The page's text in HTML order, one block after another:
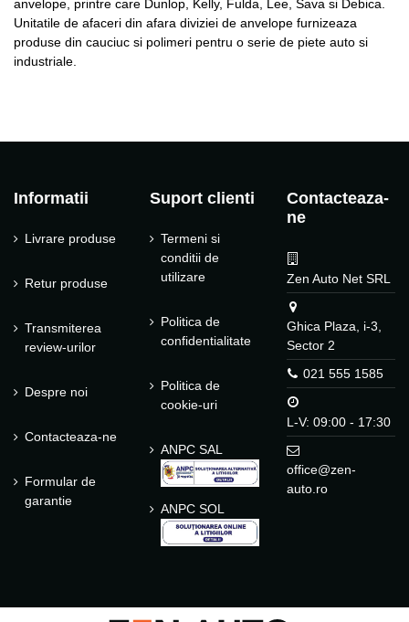
anvelope, printre care Dunlop, Kelly, Fulda, Lee, Sava si Debica.
Unitatile de afaceri din afara diviziei de anvelope furnizeaza
produse din cauciuc si polimeri pentru o serie de piete auto si
industriale.
Informatii
Livrare produse
Retur produse
Transmiterea
review-urilor
Despre noi
Contacteaza-ne
Formular de
garantie
Suport clienti
Termeni si
conditii de
utilizare
Politica de
confidentialitate
Politica de
cookie-uri
ANPC SAL
ANPC SOL
Contacteaza-
ne
Zen Auto Net SRL
Ghica Plaza, i-3,
Sector 2
021 555 1585
L-V: 09:00 - 17:30
office@zen-
auto.ro